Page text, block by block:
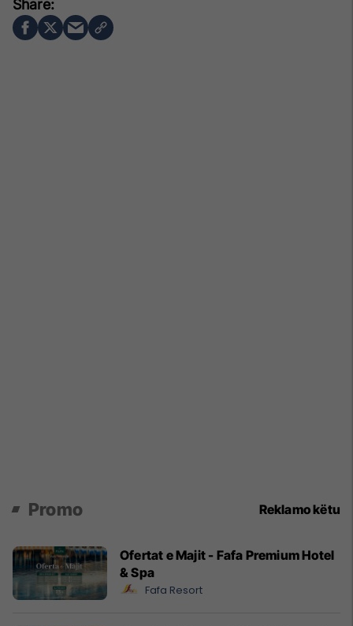
Promo Reklamo këtu
Ofertat e Majit - Fafa Premium Hotel
& Spa
Fafa Resort